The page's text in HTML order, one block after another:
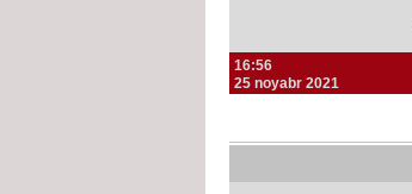
16:56
25 noyabr 2021